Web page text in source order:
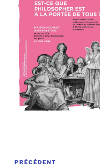
Navigation
Article
PRÉCÉDENT